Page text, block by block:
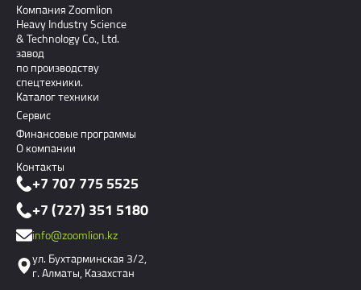
Компания Zoomlion
Heavy Industry Science
& Technology Co., Ltd.
завод
по производству
спецтехники.
Каталог техники
Сервис
Финансовые программы
О компании
Контакты
+7 707 775 5525
+7 (727) 351 5180
info@zoomlion.kz
ул. Бухтарминская 3/2,
г. Алматы, Казахстан